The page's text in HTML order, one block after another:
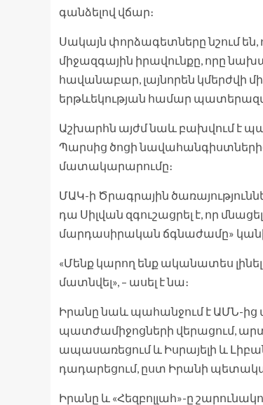
գանձելով վճար։
Սակայն փորձագետները նշում
միջազգային իրավունքը, որը
հավանաբար, լայնորեն կմերժվի
երթևեկության համար
Աշխարհն այժմ նաև բախվում է
Պարսից ծոցի
մատակարարումը։
ՄԱԿ-ի Ծրագրային
դա Սիլվան զգուշացրել է, որ
մարդասիրական ճգնաժամը»
«Մենք կարող ենք ականատես
մատնվել», – ասել է նա։
Իրանը նաև պահանջում է ԱՄՆ-
պատժամիջոցների վերացում,
ապասառեցում և Իսրայելի և
դադարեցում, ըստ Իրանի
Իրանը և «Հեզբոլլահ»-ը